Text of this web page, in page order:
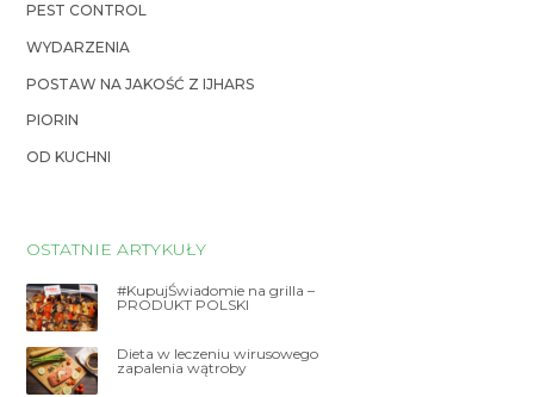
PEST CONTROL
WYDARZENIA
POSTAW NA JAKOŚĆ Z IJHARS
PIORIN
OD KUCHNI
OSTATNIE ARTYKUŁY
#KupujŚwiadomie na grilla –
PRODUKT POLSKI
Dieta w leczeniu wirusowego
zapalenia wątroby